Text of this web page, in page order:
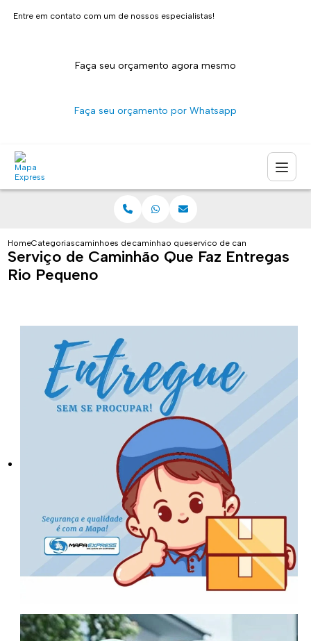
Entre em contato com um de nossos especialistas!
Faça seu orçamento agora mesmo
Faça seu orçamento por Whatsapp
HomeCategoriascaminhoes de entregacaminhao que faz entregas sao paulo
servico de caminhao que faz
Serviço de Caminhão Que Faz Entregas
Rio Pequeno